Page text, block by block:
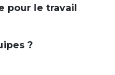
pour le travail
?